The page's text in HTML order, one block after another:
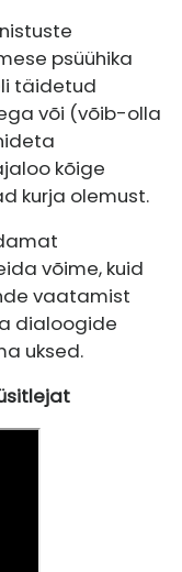
psüühika
täidetud
või (võib-olla
kõige
kurja olemust.
võime, kuid
vaatamist
dialoogide
uksed.